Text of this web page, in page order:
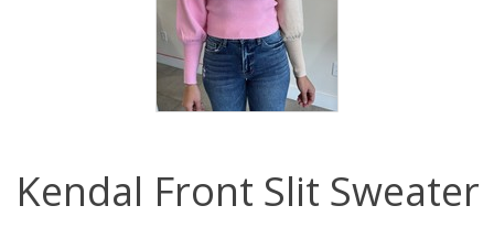
Kendal Front Slit Sweater